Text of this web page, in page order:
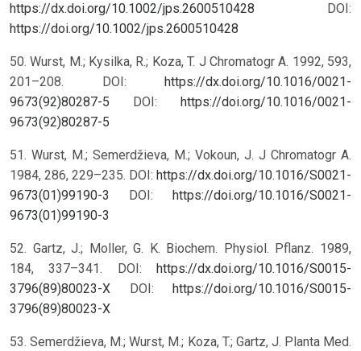
https://dx.doi.org/10.1002/jps.2600510428
DOI:
https://doi.org/10.1002/jps.2600510428
50. Wurst, M.; Kysilka, R.; Koza, T. J Chromatogr A. 1992, 593,
201–208. DOI: https://dx.doi.org/10.1016/0021-
9673(92)80287-5
DOI: https://doi.org/10.1016/0021-
9673(92)80287-5
51. Wurst, M.; Semerdžieva, M.; Vokoun, J. J Chromatogr A.
1984, 286, 229–235. DOI: https://dx.doi.org/10.1016/S0021-
9673(01)99190-3
DOI: https://doi.org/10.1016/S0021-
9673(01)99190-3
52. Gartz, J.; Moller, G. K. Biochem. Physiol. Pflanz. 1989,
184, 337–341. DOI: https://dx.doi.org/10.1016/S0015-
3796(89)80023-X
DOI: https://doi.org/10.1016/S0015-
3796(89)80023-X
53. Semerdžieva, M.; Wurst, M.; Koza, T.; Gartz, J. Planta Med.